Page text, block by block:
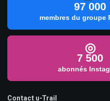
97 000
membres du groupe
◎
7 500
abonnés
Contact u-Trail